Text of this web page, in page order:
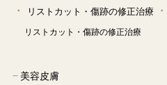
リストカット・傷跡の修正治療
リストカット・傷跡の修正治療
−美容皮膚